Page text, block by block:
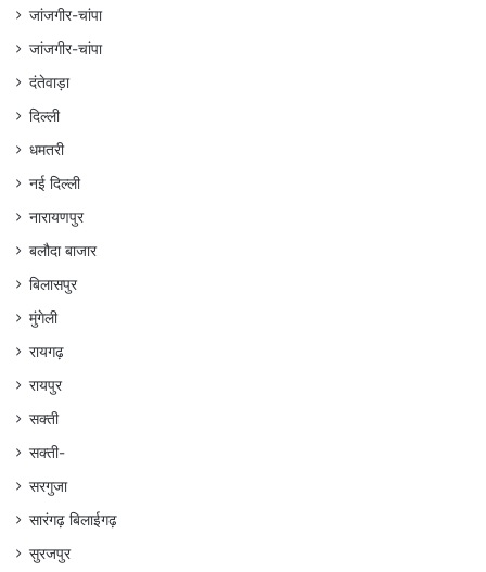
जांजगीर-चांपा
जांजगीर-चांपा
दंतेवाड़ा
दिल्ली
धमतरी
नई दिल्ली
नारायणपुर
बलौदा बाजार
बिलासपुर
मुंगेली
रायगढ़
रायपुर
सक्ती
सक्ती-
सरगुजा
सारंगढ़ बिलाईगढ़
सुरजपुर